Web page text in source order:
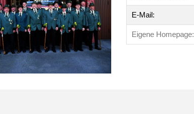
E-Mail:
Eigene Homepage: